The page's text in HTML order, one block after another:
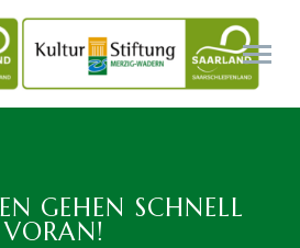
GEHEN SCHNELL
VORAN!